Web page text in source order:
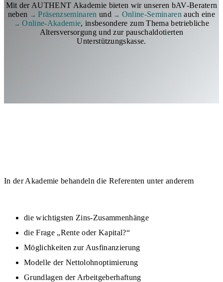
Mit der AUTHENT Akademie bieten wir unseren bAV-Beratern
neben
Präsenzseminaren und Online-Seminaren auch eine
Online-Akademie, insbesondere zum Thema betriebliche
Altersversorgung und zur pauschaldotierten
Unterstützungskasse.
In der Akademie behandeln die Referenten unter anderem
die wichtigsten Zins-Zusammenhänge
die Frage „Rente oder Kapital?“
Möglichkeiten zur Ausfinanzierung
Modelle der Nettolohnoptimierung
Grundlagen der Arbeitgeberhaftung